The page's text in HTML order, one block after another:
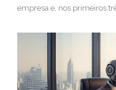
empresa e, nos primeiros